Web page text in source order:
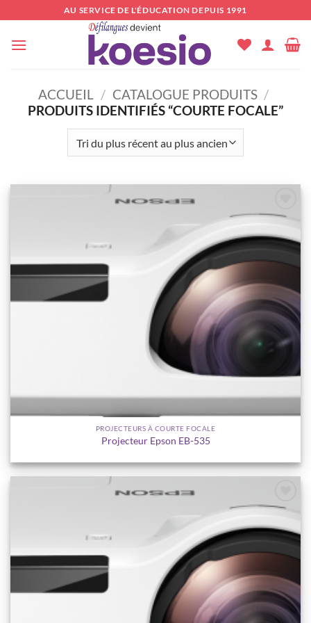
contenu
AU SERVICE DE L'ÉDUCATION DEPUIS 1991
ACCUEIL / CATALOGUE PRODUITS /
PRODUITS IDENTIFIÉS “COURTE FOCALE”
Ajouter
wishlist
PROJECTEURS À COURTE FOCALE
Projecteur Epson EB-535
Ajouter
wishlist